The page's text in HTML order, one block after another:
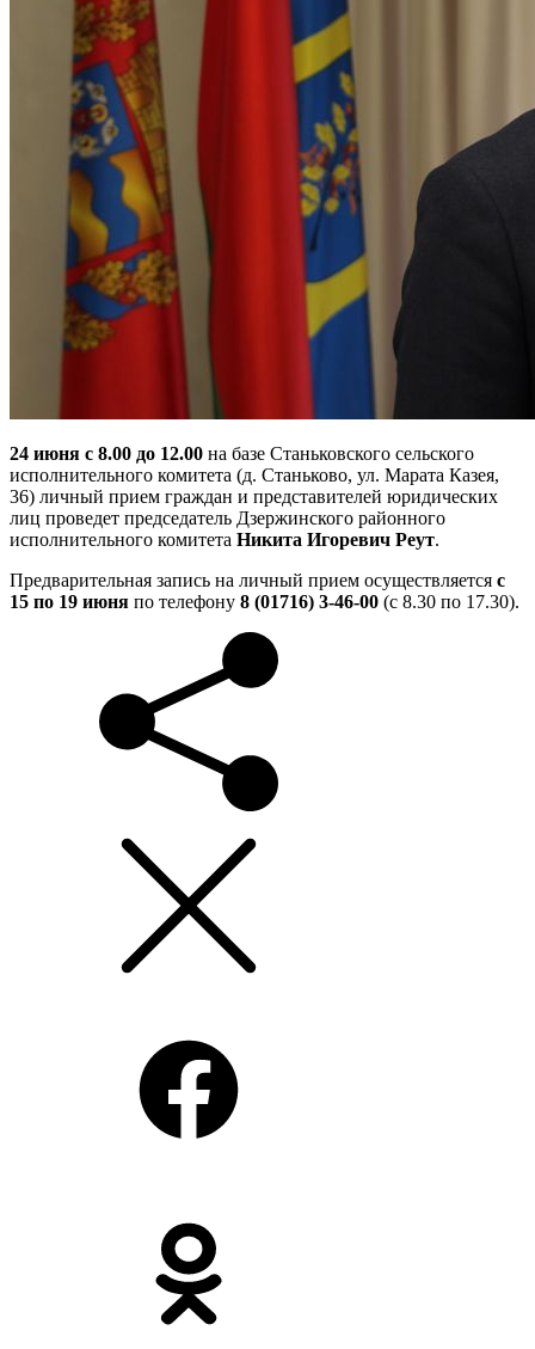
24 июня с 8.00 до 12.00 на базе Станьковского сельского
исполнительного комитета (д. Станьково, ул. Марата Казея,
36) личный прием граждан и представителей юридических
лиц проведет председатель Дзержинского районного
исполнительного комитета Никита Игоревич Реут.
Предварительная запись на личный прием осуществляется с
15 по 19 июня по телефону 8 (01716) 3-46-00 (с 8.30 по 17.30).